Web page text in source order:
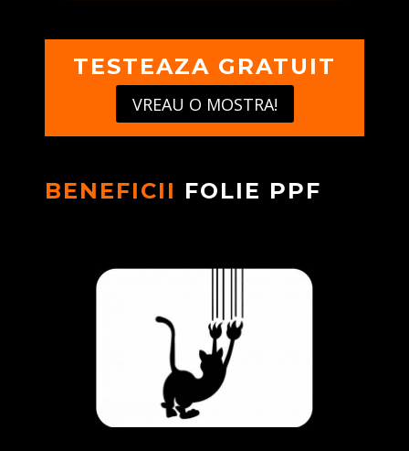
TESTEAZA GRATUIT
VREAU O MOSTRA!
BENEFICII FOLIE PPF